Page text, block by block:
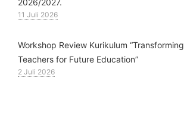
2026/2027.
11 Juli 2026
Workshop Review Kurikulum “Transforming
Teachers for Future Education”
2 Juli 2026